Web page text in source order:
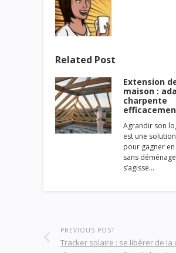
Related Post
Extension
maison :
charpente
Agrandir son
est une
pour gagner
sans
s’agisse…
PREVIOUS POST
Tracker solaire : se libérer de la